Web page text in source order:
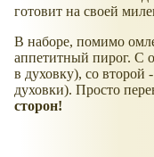
готовит на своей
В наборе, помимо
аппетитный пирог. С
в духовку), со
духовки). Просто
сторон!